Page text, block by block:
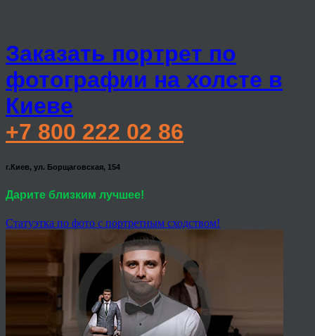
Заказать портрет по
фотографии на холсте в
Киеве
+7 800 222 02 86
г.Киев, ул. Борщаговская, 154
Дарите близким лучшее!
Статуэтка по фото с портретным сходством!